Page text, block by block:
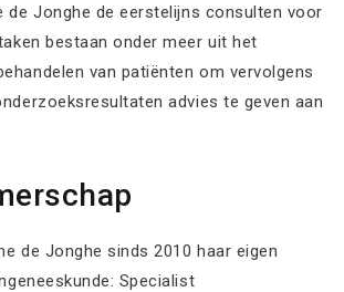
de Jonghe de eerstelijns consulten voor
bestaan onder meer uit het
van patiënten om vervolgens
advies te geven aan
de Jonghe sinds 2010 haar eigen
Specialist